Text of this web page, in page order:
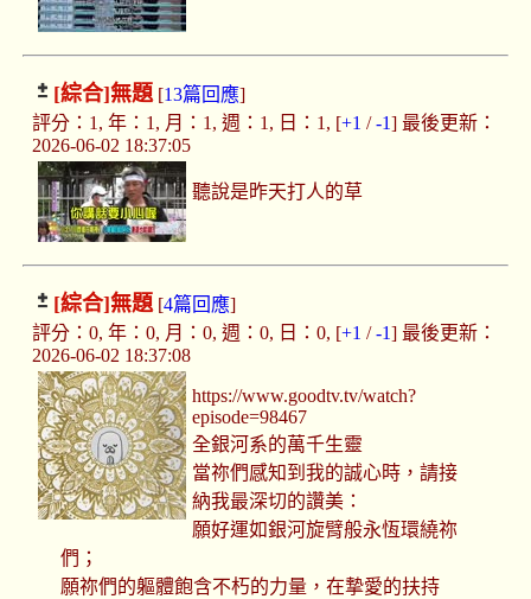
[綜合]無題[13篇回應]
評分：1, 年：1, 月：1, 週：1, 日：1, [+1 /-1] 最後更新：
2026-06-02 18:37:05
聽說是昨天打人的草
[綜合]無題[4篇回應]
評分：0, 年：0, 月：0, 週：0, 日：0, [+1 /-1] 最後更新：
2026-06-02 18:37:08
https://www.goodtv.tv/watch?
episode=98467
全銀河系的萬千生靈
當祢們感知到我的誠心時，請接
納我最深切的讚美：
願好運如銀河旋臂般永恆環繞祢
們；
願祢們的軀體飽含不朽的力量，在摯愛的扶持